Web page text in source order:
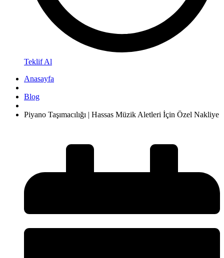
Teklif Al
Anasayfa
Blog
Piyano Taşımacılığı | Hassas Müzik Aletleri İçin Özel Nakliye